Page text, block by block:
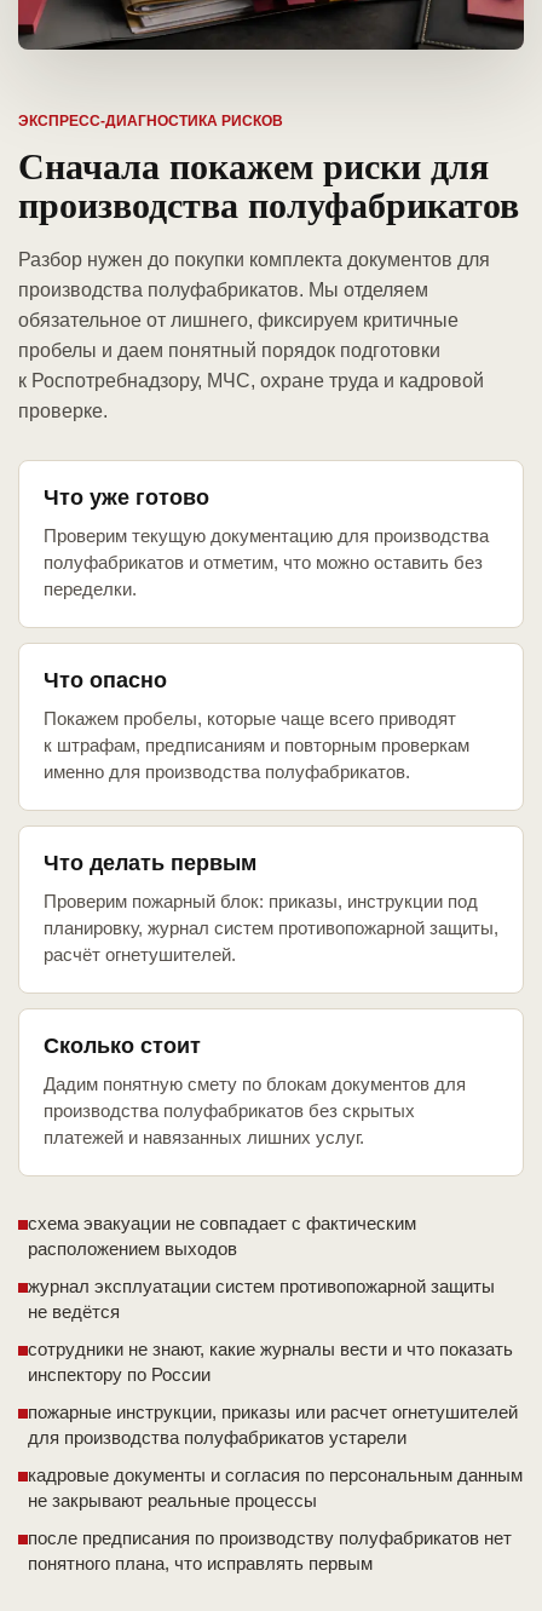
ЭКСПРЕСС-ДИАГНОСТИКА РИСКОВ
Сначала покажем риски для
производства полуфабрикатов
Разбор нужен до покупки комплекта документов для
производства полуфабрикатов. Мы отделяем
обязательное от лишнего, фиксируем критичные
пробелы и даем понятный порядок подготовки
к Роспотребнадзору, МЧС, охране труда и кадровой
проверке.
Что уже готово
Проверим текущую документацию для производства
полуфабрикатов и отметим, что можно оставить без
переделки.
Что опасно
Покажем пробелы, которые чаще всего приводят
к штрафам, предписаниям и повторным проверкам
именно для производства полуфабрикатов.
Что делать первым
Проверим пожарный блок: приказы, инструкции под
планировку, журнал систем противопожарной защиты,
расчёт огнетушителей.
Сколько стоит
Дадим понятную смету по блокам документов для
производства полуфабрикатов без скрытых
платежей и навязанных лишних услуг.
схема эвакуации не совпадает с фактическим
расположением выходов
журнал эксплуатации систем противопожарной защиты
не ведётся
сотрудники не знают, какие журналы вести и что показать
инспектору по России
пожарные инструкции, приказы или расчет огнетушителей
для производства полуфабрикатов устарели
кадровые документы и согласия по персональным данным
не закрывают реальные процессы
после предписания по производству полуфабрикатов нет
понятного плана, что исправлять первым